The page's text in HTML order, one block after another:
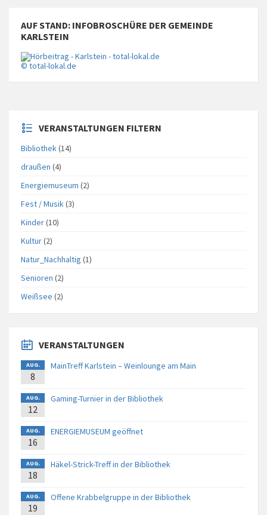
AUF STAND: INFOBROSCHÜRE DER GEMEINDE
KARLSTEIN
© total-lokal.de
VERANSTALTUNGEN FILTERN
Bibliothek(14)
draußen (4)
Energiemuseum (2)
Fest / Musik(3)
Kinder(10)
Kultur(2)
Natur_Nachhaltig (1)
Senioren (2)
Weißsee (2)
VERANSTALTUNGEN
AUG.
8
MainTreff Karlstein – Weinlounge am Main
AUG.
12
Gaming-Turnier in der Bibliothek
AUG.
16
ENERGIEMUSEUM geöffnet
AUG.
18
Häkel-Strick-Treff in der Bibliothek
AUG.
19
Offene Krabbelgruppe in der Bibliothek